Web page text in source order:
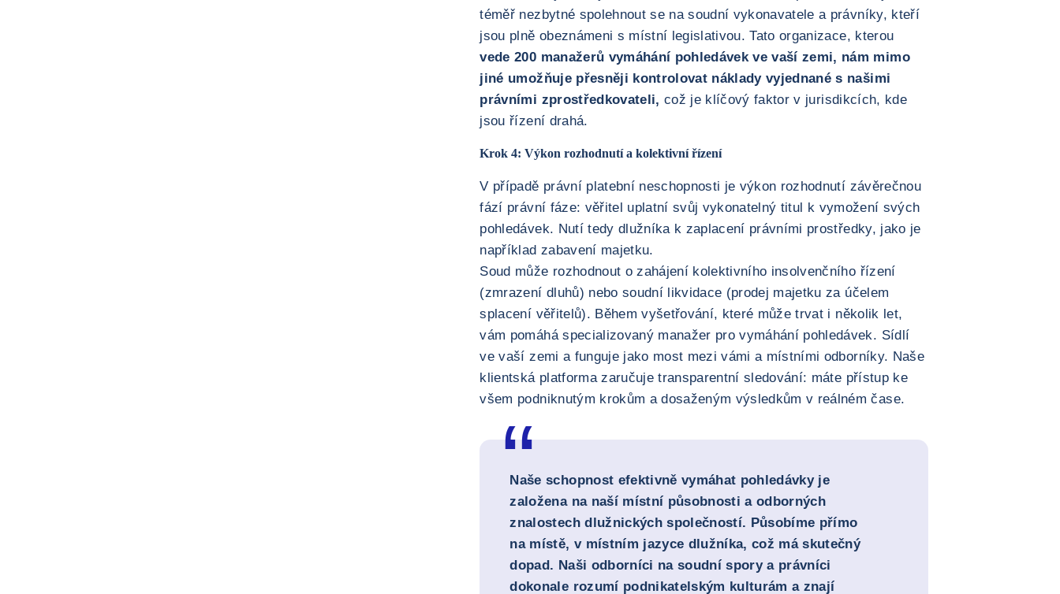
téměř nezbytné spolehnout se na soudní vykonavatele a právníky, kteří
jsou plně obeznámeni s místní legislativou. Tato organizace, kterou
vede 200 manažerů vymáhání pohledávek ve vaší zemi, nám mimo
jiné umožňuje přesněji kontrolovat náklady vyjednané s našimi
právními zprostředkovateli, což je klíčový faktor v jurisdikcích, kde
jsou řízení drahá.
Krok 4: Výkon rozhodnutí a kolektivní řízení
V případě právní platební neschopnosti je výkon rozhodnutí závěrečnou
fází právní fáze: věřitel uplatní svůj vykonatelný titul k vymožení svých
pohledávek. Nutí tedy dlužníka k zaplacení právními prostředky, jako je
například zabavení majetku.
Soud může rozhodnout o zahájení kolektivního insolvenčního řízení
(zmrazení dluhů) nebo soudní likvidace (prodej majetku za účelem
splacení věřitelů). Během vyšetřování, které může trvat i několik let,
vám pomáhá specializovaný manažer pro vymáhání pohledávek. Sídlí
ve vaší zemi a funguje jako most mezi vámi a místními odborníky. Naše
klientská platforma zaručuje transparentní sledování: máte přístup ke
všem podniknutým krokům a dosaženým výsledkům v reálném čase.
Naše schopnost efektivně vymáhat pohledávky je
založena na naší místní působnosti a odborných
znalostech dlužnických společností. Působíme přímo
na místě, v místním jazyce dlužníka, což má skutečný
dopad. Naši odborníci na soudní spory a právníci
dokonale rozumí podnikatelským kulturám a znají